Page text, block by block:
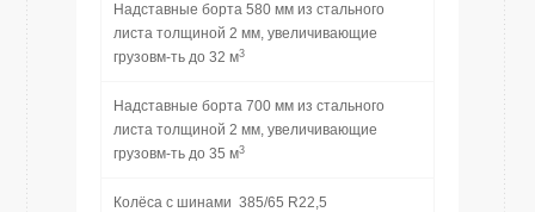
Надставные борта 580 мм из стального
листа толщиной 2 мм, увеличивающие
грузовм-ть до 32 м3
Надставные борта 700 мм из стального
листа толщиной 2 мм, увеличивающие
грузовм-ть до 35 м3
Колёса с шинами 385/65 R22,5